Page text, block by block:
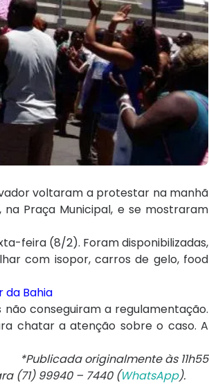
voltaram a protestar na manhã
Praça Municipal, e se mostraram
feira (8/2). Foram disponibilizadas,
com isopor, carros de gelo, food
da Bahia
conseguiram a regulamentação.
chatar a atenção sobre o caso. A
*Publicada originalmente às 11h55
(71) 99940 – 7440 (WhatsApp).